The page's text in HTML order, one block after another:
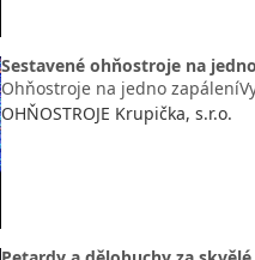
Sestavené ohňostroje na
Ohňostroje na jedno
OHŇOSTROJE Krupička, s.r.o.